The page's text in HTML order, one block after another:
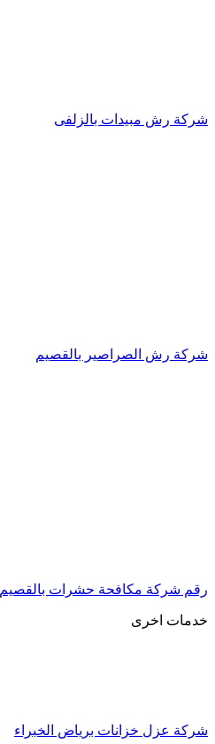
شركة رش مبيدات بالزلفى
شركة رش الصراصير بالقصيم
رقم شركة مكافحة حشرات بالقصيم
خدمات اخرى
شركة عزل خزانات برياض الخبراء